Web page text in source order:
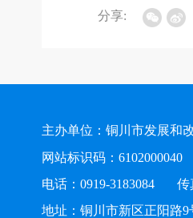
分享:
主办单位：铜川市发展和
网站标识码：6102000040
电话：0919-3183084
传
地址：铜川市新区正阳路9